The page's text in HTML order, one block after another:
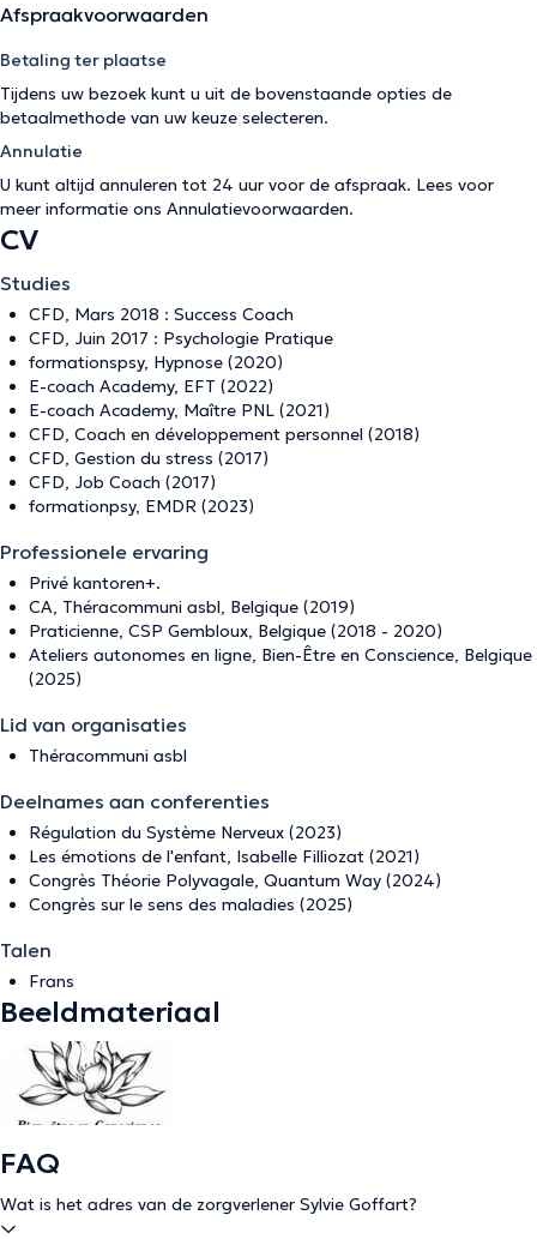
Afspraakvoorwaarden
Betaling ter plaatse
Tijdens uw bezoek kunt u uit de bovenstaande opties de
betaalmethode van uw keuze selecteren.
Annulatie
U kunt altijd annuleren tot 24 uur voor de afspraak. Lees voor
meer informatie ons Annulatievoorwaarden.
CV
Studies
CFD, Mars 2018 : Success Coach
CFD, Juin 2017 : Psychologie Pratique
formationspsy, Hypnose (2020)
E-coach Academy, EFT (2022)
E-coach Academy, Maître PNL (2021)
CFD, Coach en développement personnel (2018)
CFD, Gestion du stress (2017)
CFD, Job Coach (2017)
formationpsy, EMDR (2023)
Professionele ervaring
Privé kantoren+.
CA, Théracommuni asbl, Belgique (2019)
Praticienne, CSP Gembloux, Belgique (2018 - 2020)
Ateliers autonomes en ligne, Bien-Être en Conscience, Belgique
(2025)
Lid van organisaties
Théracommuni asbl
Deelnames aan conferenties
Régulation du Système Nerveux (2023)
Les émotions de l'enfant, Isabelle Filliozat (2021)
Congrès Théorie Polyvagale, Quantum Way (2024)
Congrès sur le sens des maladies (2025)
Talen
Frans
Beeldmateriaal
FAQ
Wat is het adres van de zorgverlener Sylvie Goffart?